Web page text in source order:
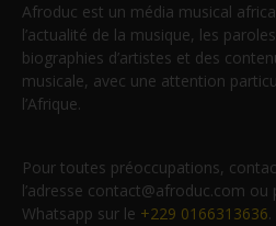
Afroduc est un média musical
l’actualité de la musique, les
biographies d’artistes et des
musicale, avec une attention
l’Afrique.
Pour toutes préoccupations,
l’adresse contact@afroduc.com
Whatsapp sur le +229 0166313636.